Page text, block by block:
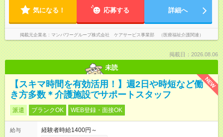
気になる！ 応募する 詳細へ
掲載元企業名 マンパワーグループ株式会社 ケアサービス事業部 （医療福祉介護関連）
掲載日：2026.08.06
未読
NEW
【スキマ時間を有効活用！】週2日や時短など働
き方多数＊介護施設でサポートスタッフ
派遣 ブランクOK WEB登録・面接OK
給与
経験者時給1400円～